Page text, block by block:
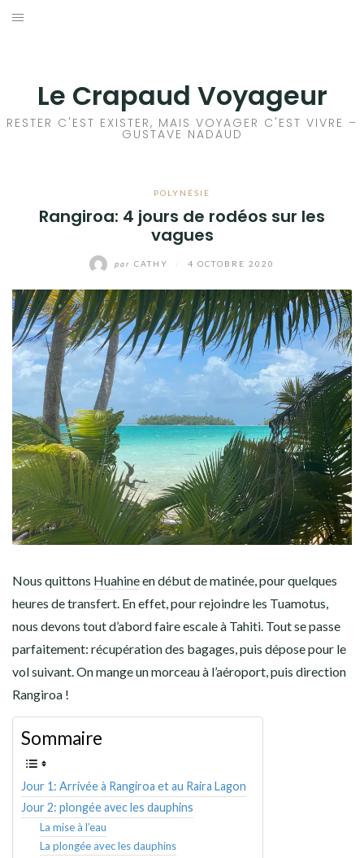
Aller
Le Crapaud Voyageur
RESTER C'EST EXISTER, MAIS VOYAGER C'EST VIVRE –
GUSTAVE NADAUD
POLYNÉSIE
Rangiroa: 4 jours de rodéos sur les
vagues
par CATHY 4 OCTOBRE 2020
Nous quittons Huahineen début de matinée, pour quelques
heures de transfert. En effet, pour rejoindre les Tuamotus,
nous devons tout d’abord faire escale à Tahiti. Tout se passe
parfaitement: récupération des bagages, puis dépose pour le
vol suivant. On mange un morceau à l’aéroport, puis direction
Rangiroa !
Sommaire
Jour 1: Arrivée à Rangiroa et au Raira Lagon
Jour 2: plongée avec les dauphins
La mise à l’eau
La plongée avec les dauphins
EUROPE
AMÉRIQUE CENTRALE
AMÉRIQUE DU SUD
TOUR DU MONDE 2020-2021
CONTACT